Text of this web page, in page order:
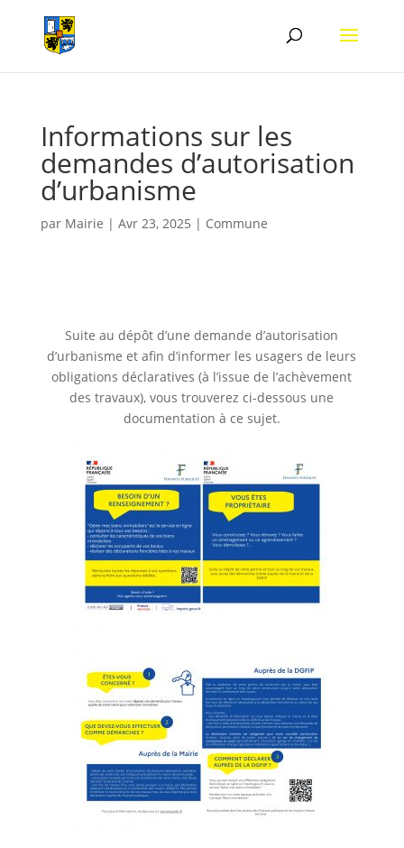
Informations sur les
demandes d’autorisation
d’urbanisme
par Mairie | Avr 23, 2025 | Commune
Suite au dépôt d’une demande d’autorisation
d’urbanisme et afin d’informer les usagers de leurs
obligations déclaratives (à l’issue de l’achèvement
des travaux), vous trouverez ci-dessous une
documentation à ce sujet.